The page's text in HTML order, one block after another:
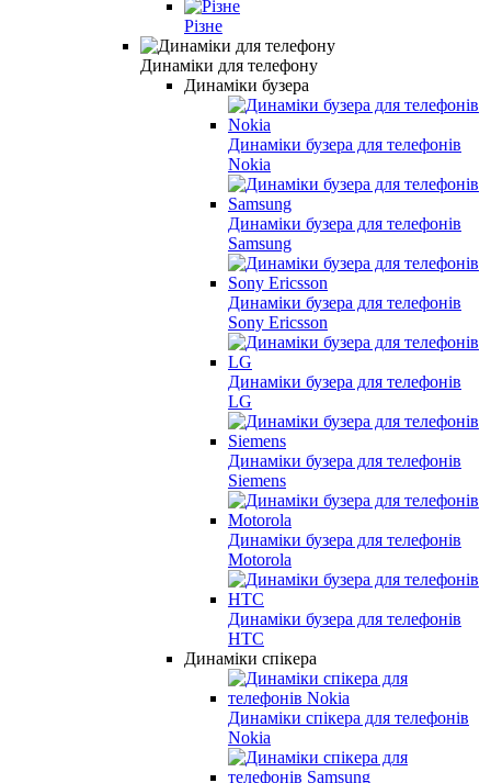
Різне
Динаміки для телефону
Динаміки бузера
Динаміки бузера для телефонів
Nokia
Динаміки бузера для телефонів
Samsung
Динаміки бузера для телефонів
Sony Ericsson
Динаміки бузера для телефонів
LG
Динаміки бузера для телефонів
Siemens
Динаміки бузера для телефонів
Motorola
Динаміки бузера для телефонів
HTC
Динаміки спікера
Динаміки спікера для телефонів
Nokia